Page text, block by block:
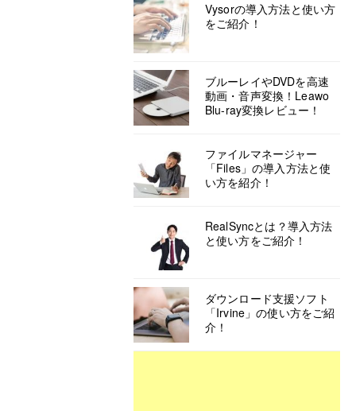
Vysorの導入方法と使い方
をご紹介！
ブルーレイやDVDを高速
動画・音声変換！Leawo
Blu-ray変換レビュー！
ファイルマネージャー
「Files」の導入方法と使
い方を紹介！
RealSyncとは？導入方法
と使い方をご紹介！
ダウンロード支援ソフト
「Irvine」の使い方をご紹
介！